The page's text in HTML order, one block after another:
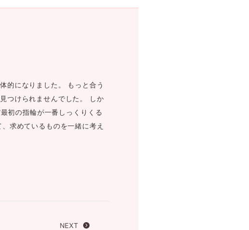
的になりました。 もっと合う
つけられませんでした。 しか
初の指輪が一番しっくりくる
求めているものを一緒に考え
NEXT